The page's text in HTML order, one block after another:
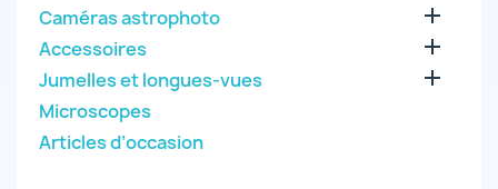
Caméras astrophoto 
Accessoires 
Jumelles et longues-vues 
Microscopes
Articles d’occasion